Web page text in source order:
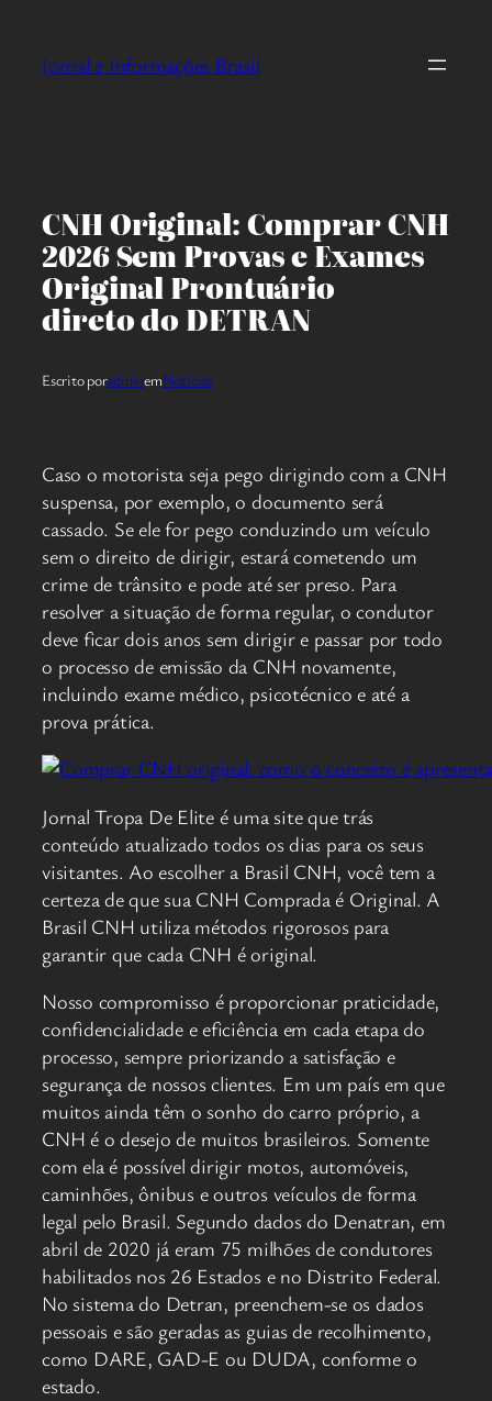
Jornal e Informações Brasil
CNH Original: Comprar CNH
2026 Sem Provas e Exames
Original Prontuário
direto do DETRAN
Escrito poradminemNotícias
Caso o motorista seja pego dirigindo com a CNH
suspensa, por exemplo, o documento será
cassado. Se ele for pego conduzindo um veículo
sem o direito de dirigir, estará cometendo um
crime de trânsito e pode até ser preso. Para
resolver a situação de forma regular, o condutor
deve ficar dois anos sem dirigir e passar por todo
o processo de emissão da CNH novamente,
incluindo exame médico, psicotécnico e até a
prova prática.
Jornal Tropa De Elite é uma site que trás
conteúdo atualizado todos os dias para os seus
visitantes. Ao escolher a Brasil CNH, você tem a
certeza de que sua CNH Comprada é Original. A
Brasil CNH utiliza métodos rigorosos para
garantir que cada CNH é original.
Nosso compromisso é proporcionar praticidade,
confidencialidade e eficiência em cada etapa do
processo, sempre priorizando a satisfação e
segurança de nossos clientes. Em um país em que
muitos ainda têm o sonho do carro próprio, a
CNH é o desejo de muitos brasileiros. Somente
com ela é possível dirigir motos, automóveis,
caminhões, ônibus e outros veículos de forma
legal pelo Brasil. Segundo dados do Denatran, em
abril de 2020 já eram 75 milhões de condutores
habilitados nos 26 Estados e no Distrito Federal.
No sistema do Detran, preenchem-se os dados
pessoais e são geradas as guias de recolhimento,
como DARE, GAD-E ou DUDA, conforme o
estado.